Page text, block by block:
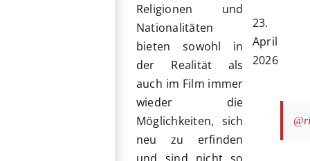
Religionen und
Nationalitäten
bieten sowohl in
der Realität als
auch im Film immer
wieder die
Möglichkeiten, sich
neu zu erfinden
23.
April
2026